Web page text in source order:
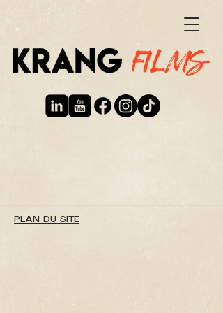
PLAN DU SITE